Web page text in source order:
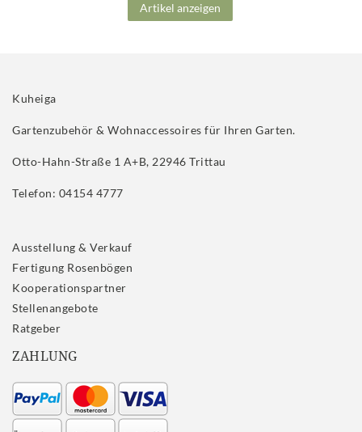
Artikel anzeigen
Kuheiga
Gartenzubehör & Wohnaccessoires für Ihren Garten.
Otto-Hahn-Straße 1 A+B, 22946 Trittau
Telefon: 04154 4777
Ausstellung & Verkauf
Fertigung Rosenbögen
Kooperationspartner
Stellenangebote
Ratgeber
ZAHLUNG